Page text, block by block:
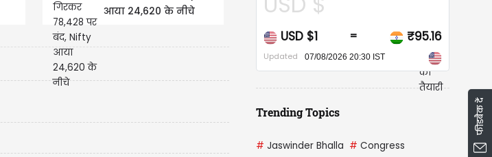
आया 24,620 के नीचे
USD $1 = ₹95.16
Updated 07/08/2026 20:30 IST
Trending Topics
# Jaswinder Bhalla # Congress
फीडबैक दें